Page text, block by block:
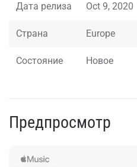
Дата релиза Oct 9, 2020
Страна Europe
Состояние Новое
Предпросмотр